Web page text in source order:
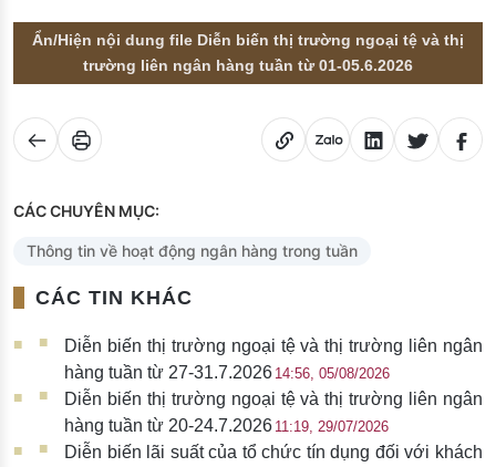
Ẩn/Hiện nội dung file Diễn biến thị trường ngoại tệ và thị
trường liên ngân hàng tuần từ 01-05.6.2026
CÁC CHUYÊN MỤC:
Thông tin về hoạt động ngân hàng trong tuần
CÁC TIN KHÁC
Diễn biến thị trường ngoại tệ và thị trường liên ngân
hàng tuần từ 27-31.7.2026 14:56, 05/08/2026
Diễn biến thị trường ngoại tệ và thị trường liên ngân
hàng tuần từ 20-24.7.2026 11:19, 29/07/2026
Diễn biến lãi suất của tổ chức tín dụng đối với khách